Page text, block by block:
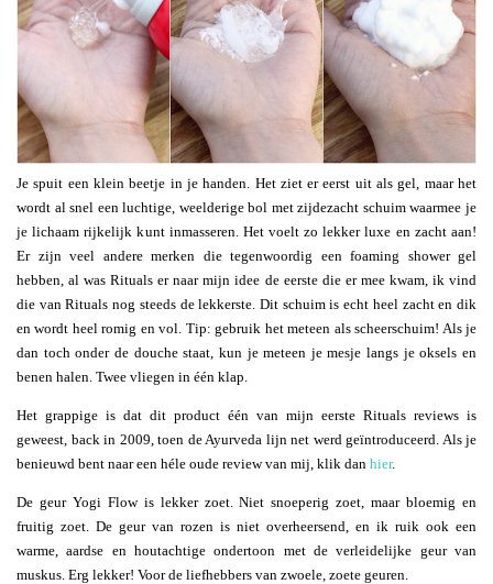
Je spuit een klein beetje in je handen. Het ziet er eerst uit als gel, maar het
wordt al snel een luchtige, weelderige bol met zijdezacht schuim waarmee je
je lichaam rijkelijk kunt inmasseren. Het voelt zo lekker luxe en zacht aan!
Er zijn veel andere merken die tegenwoordig een foaming shower gel
hebben, al was Rituals er naar mijn idee de eerste die er mee kwam, ik vind
die van Rituals nog steeds de lekkerste. Dit schuim is echt heel zacht en dik
en wordt heel romig en vol. Tip: gebruik het meteen als scheerschuim! Als je
dan toch onder de douche staat, kun je meteen je mesje langs je oksels en
benen halen. Twee vliegen in één klap.
Het grappige is dat dit product één van mijn eerste Rituals reviews is
geweest, back in 2009, toen de Ayurveda lijn net werd geïntroduceerd. Als je
benieuwd bent naar een héle oude review van mij, klik dan hier.
De geur Yogi Flow is lekker zoet. Niet snoeperig zoet, maar bloemig en
fruitig zoet. De geur van rozen is niet overheersend, en ik ruik ook een
warme, aardse en houtachtige ondertoon met de verleidelijke geur van
muskus. Erg lekker! Voor de liefhebbers van zwoele, zoete geuren.